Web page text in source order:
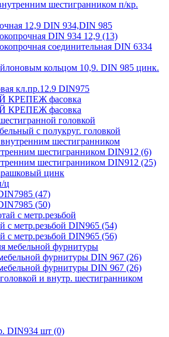
шестигранником п/кр.
12,9 DIN 934,DIN 985
DIN 934 12,9 (13)
соединительная DIN 6334
кольцом 10,9. DIN 985 цинк.
кл.пр.12.9 DIN975
фасовка
фасовка
головкой
с полукруг. головкой
шестигранником
шестигранником DIN912 (6)
шестигранником DIN912 (25)
цинк
ц
(47)
(50)
с метр.резьбой
с метр.резьбой DIN965 (54)
с метр.резьбой DIN965 (56)
мебельной фурнитуры
фурнитуры DIN 967 (26)
фурнитуры DIN 967 (26)
и внутр. шестигранником
DIN934 шт (0)